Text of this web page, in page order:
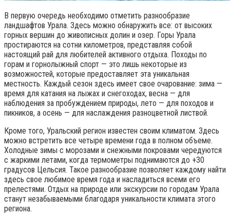
В первую очередь необходимо отметить разнообразие
ландшафтов Урала. Здесь можно обнаружить все: от высоких
горных вершин до живописных долин и озер. Горы Урала
простираются на сотни километров, представляя собой
настоящий рай для любителей активного отдыха. Походы по
горам и горнолыжный спорт — это лишь некоторые из
возможностей, которые предоставляет эта уникальная
местность. Каждый сезон здесь имеет свое очарование: зима —
время для катания на лыжах и снегоходах, весна — для
наблюдения за пробуждением природы, лето — для походов и
пикников, а осень — для наслаждения разноцветной листвой.
Кроме того, Уральский регион известен своим климатом. Здесь
можно встретить все четыре времени года в полном объеме.
Холодные зимы с морозами и снежными покровами чередуются
с жаркими летами, когда термометры поднимаются до +30
градусов Цельсия. Такое разнообразие позволяет каждому найти
здесь свое любимое время года и насладиться всеми его
прелестями. Отдых на природе или экскурсии по городам Урала
станут незабываемыми благодаря уникальности климата этого
региона.